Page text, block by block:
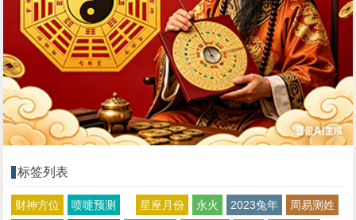
标签列表
财神方位 喷嚏预测 星座月份 永火 2023兔年
周易测姓